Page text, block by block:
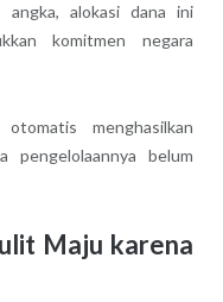
angka, alokasi dana ini
komitmen negara
menghasilkan
pengelolaannya belum
Maju karena